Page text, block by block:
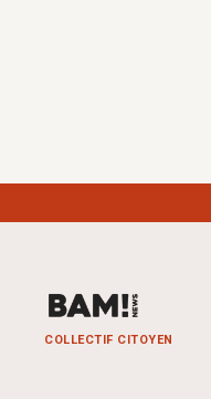
COLLECTIF CITOYEN